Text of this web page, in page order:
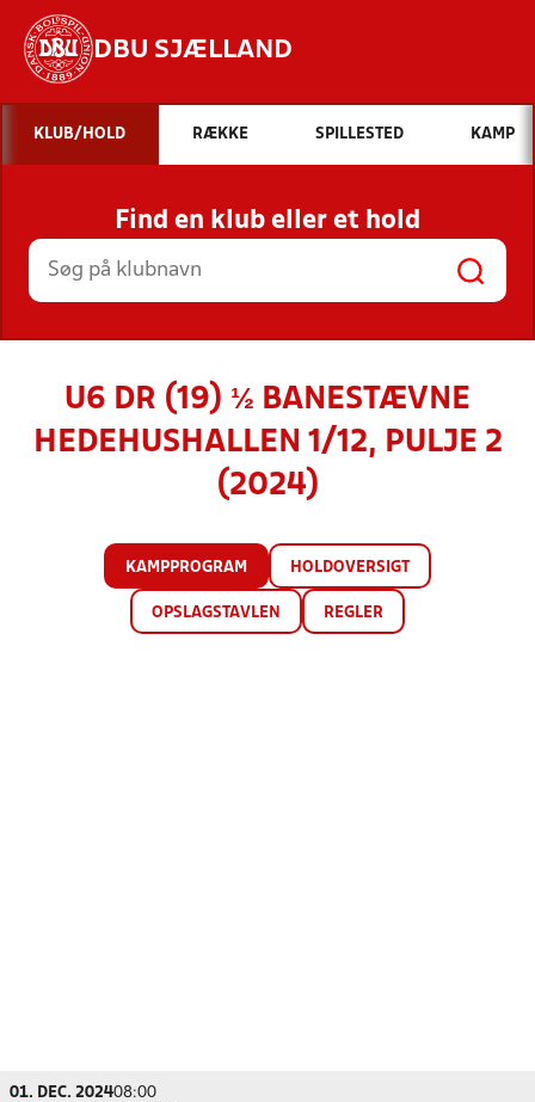
DBU SJÆLLAND
Hvad vil du søge efter?
INDHOLD OG NYHEDER
STILLINGER, RESULTATER, KLUBBER OG
HOLD
KLUB/HOLD RÆKKE SPILLESTED KAMP
Find en klub eller et hold
U6 DR (19) ½ BANESTÆVNE
HEDEHUSHALLEN 1/12, PULJE 2
(2024)
KAMPPROGRAM HOLDOVERSIGT
OPSLAGSTAVLEN REGLER
01. DEC. 202408:00